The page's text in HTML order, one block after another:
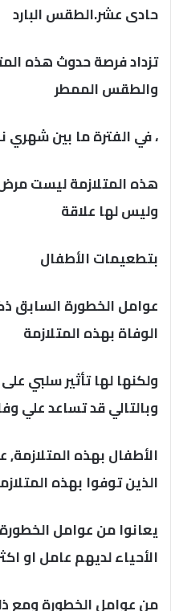
حادى عشر.الطقس البارد
تزداد فرصة حدوث هذه
والطقس الممطر
، في الفترة ما بين شهري
هذه المتلازمة ليست
وليس لها علاقة
بتطعيمات الأطفال
عوامل الخطورة السابق
الوفاة بهذه المتلازمة
ولكنها لها تأثير سلبي
وبالتالي قد تساعد علي
الأطفال بهذه المتلازمة,
الذين توفوا بهذه
يعانوا من عوامل
الأحياء لديهم عامل او
من عوامل الخطورة ومع